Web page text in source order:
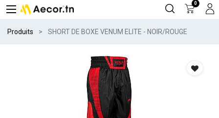
0
Produits SHORT DE BOXE VENUM ELITE - NOIR/ROUGE